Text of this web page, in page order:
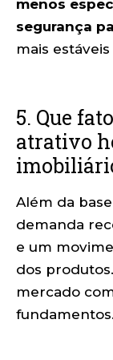
menos
segurança
mais
5. Que
atrativo
Além da
demanda
e um
dos
mercado
fundamentos.